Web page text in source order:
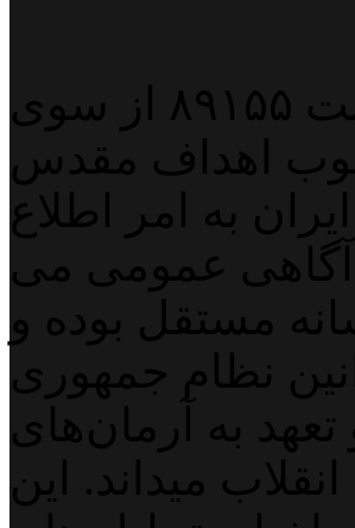
پایگاه خبری خبربین آنلاین به شماره ثبت ۸۹۱۵۵ از سوی
اهداف مقدس
به امر اطلاع
عمومی می
مستقل بوده و
نظام جمهوری
به آرمان‌های
میداند. این